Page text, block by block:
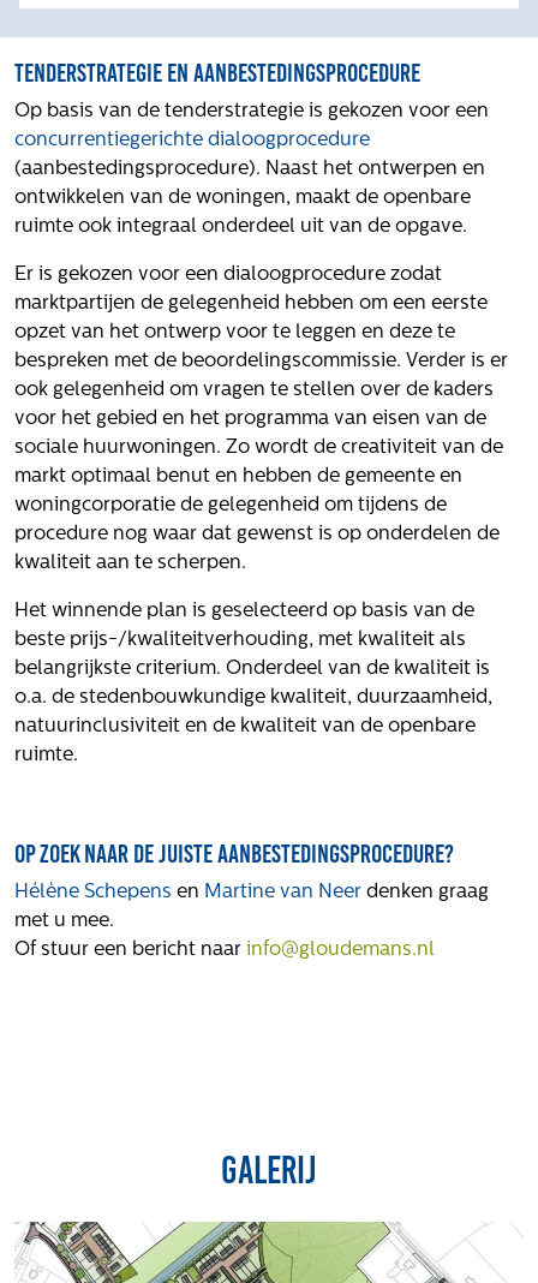
Contact
Klachten
Privacyverklaring
Proclaimer
Volg ons
Integrale aanpak gebiedsvisie
Tenderstrategie en aanbestedingsprocedure
Op basis van de tenderstrategie is gekozen voor een
concurrentiegerichte dialoogprocedure
(aanbestedingsprocedure). Naast het ontwerpen en
ontwikkelen van de woningen, maakt de openbare
ruimte ook integraal onderdeel uit van de opgave.
Er is gekozen voor een dialoogprocedure zodat
marktpartijen de gelegenheid hebben om een eerste
opzet van het ontwerp voor te leggen en deze te
bespreken met de beoordelingscommissie. Verder is er
ook gelegenheid om vragen te stellen over de kaders
voor het gebied en het programma van eisen van de
sociale huurwoningen. Zo wordt de creativiteit van de
markt optimaal benut en hebben de gemeente en
woningcorporatie de gelegenheid om tijdens de
procedure nog waar dat gewenst is op onderdelen de
kwaliteit aan te scherpen.
Het winnende plan is geselecteerd op basis van de
beste prijs-/kwaliteitverhouding, met kwaliteit als
belangrijkste criterium. Onderdeel van de kwaliteit is
o.a. de stedenbouwkundige kwaliteit, duurzaamheid,
natuurinclusiviteit en de kwaliteit van de openbare
ruimte.
Op zoek naar de juiste aanbestedingsprocedure?
Hélène Schepens en Martine van Neer denken graag
met u mee.
Of stuur een bericht naar info@gloudemans.nl
Galerij